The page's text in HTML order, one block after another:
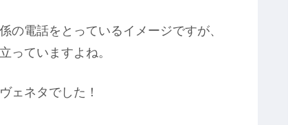
の電話をとっているイメージですが、
っていますよね。
ェネタでした！